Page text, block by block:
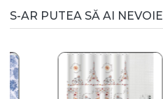
S-AR PUTEA SĂ AI NEVOIE